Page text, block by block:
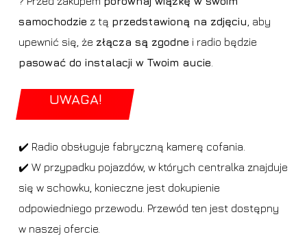
samochodzie z tą przedstawioną na zdjęciu , aby
upewnić się, że złącza są zgodne i radio będzie
pasować do instalacji w Twoim aucie
UWAGA!
✔️ Radio obsługuje fabryczną kamerę cofania.
✔️ W przypadku pojazdów, w których centralka znajduje
się w schowku, konieczne jest dokupienie
odpowiedniego przewodu. Przewód ten jest dostępny
w naszej ofercie.